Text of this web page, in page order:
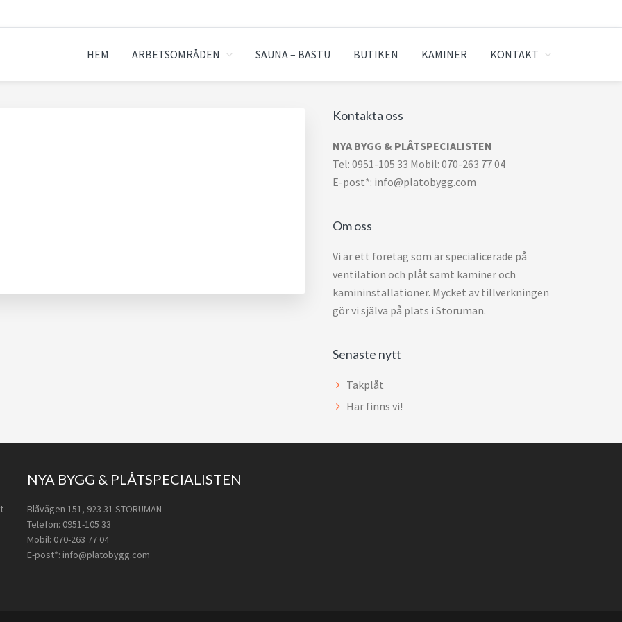
HEM ARBETSOMRÅDEN SAUNA – BASTU BUTIKEN KAMINER KONTAKT
Primärt
sidofält
Kontakta oss
NYA BYGG & PLÅTSPECIALISTEN
Tel: 0951-105 33 Mobil: 070-263 77 04
E-post*: info@platobygg.com
Om oss
Vi är ett företag som är specialicerade på
ventilation och plåt samt kaminer och
kamininstallationer. Mycket av tillverkningen
gör vi själva på plats i Storuman.
Senaste nytt
Takplåt
Här finns vi!
NYA BYGG & PLÅTSPECIALISTEN
Blåvägen 151, 923 31 STORUMAN
Telefon: 0951-105 33
Mobil: 070-263 77 04
E-post*: info@platobygg.com